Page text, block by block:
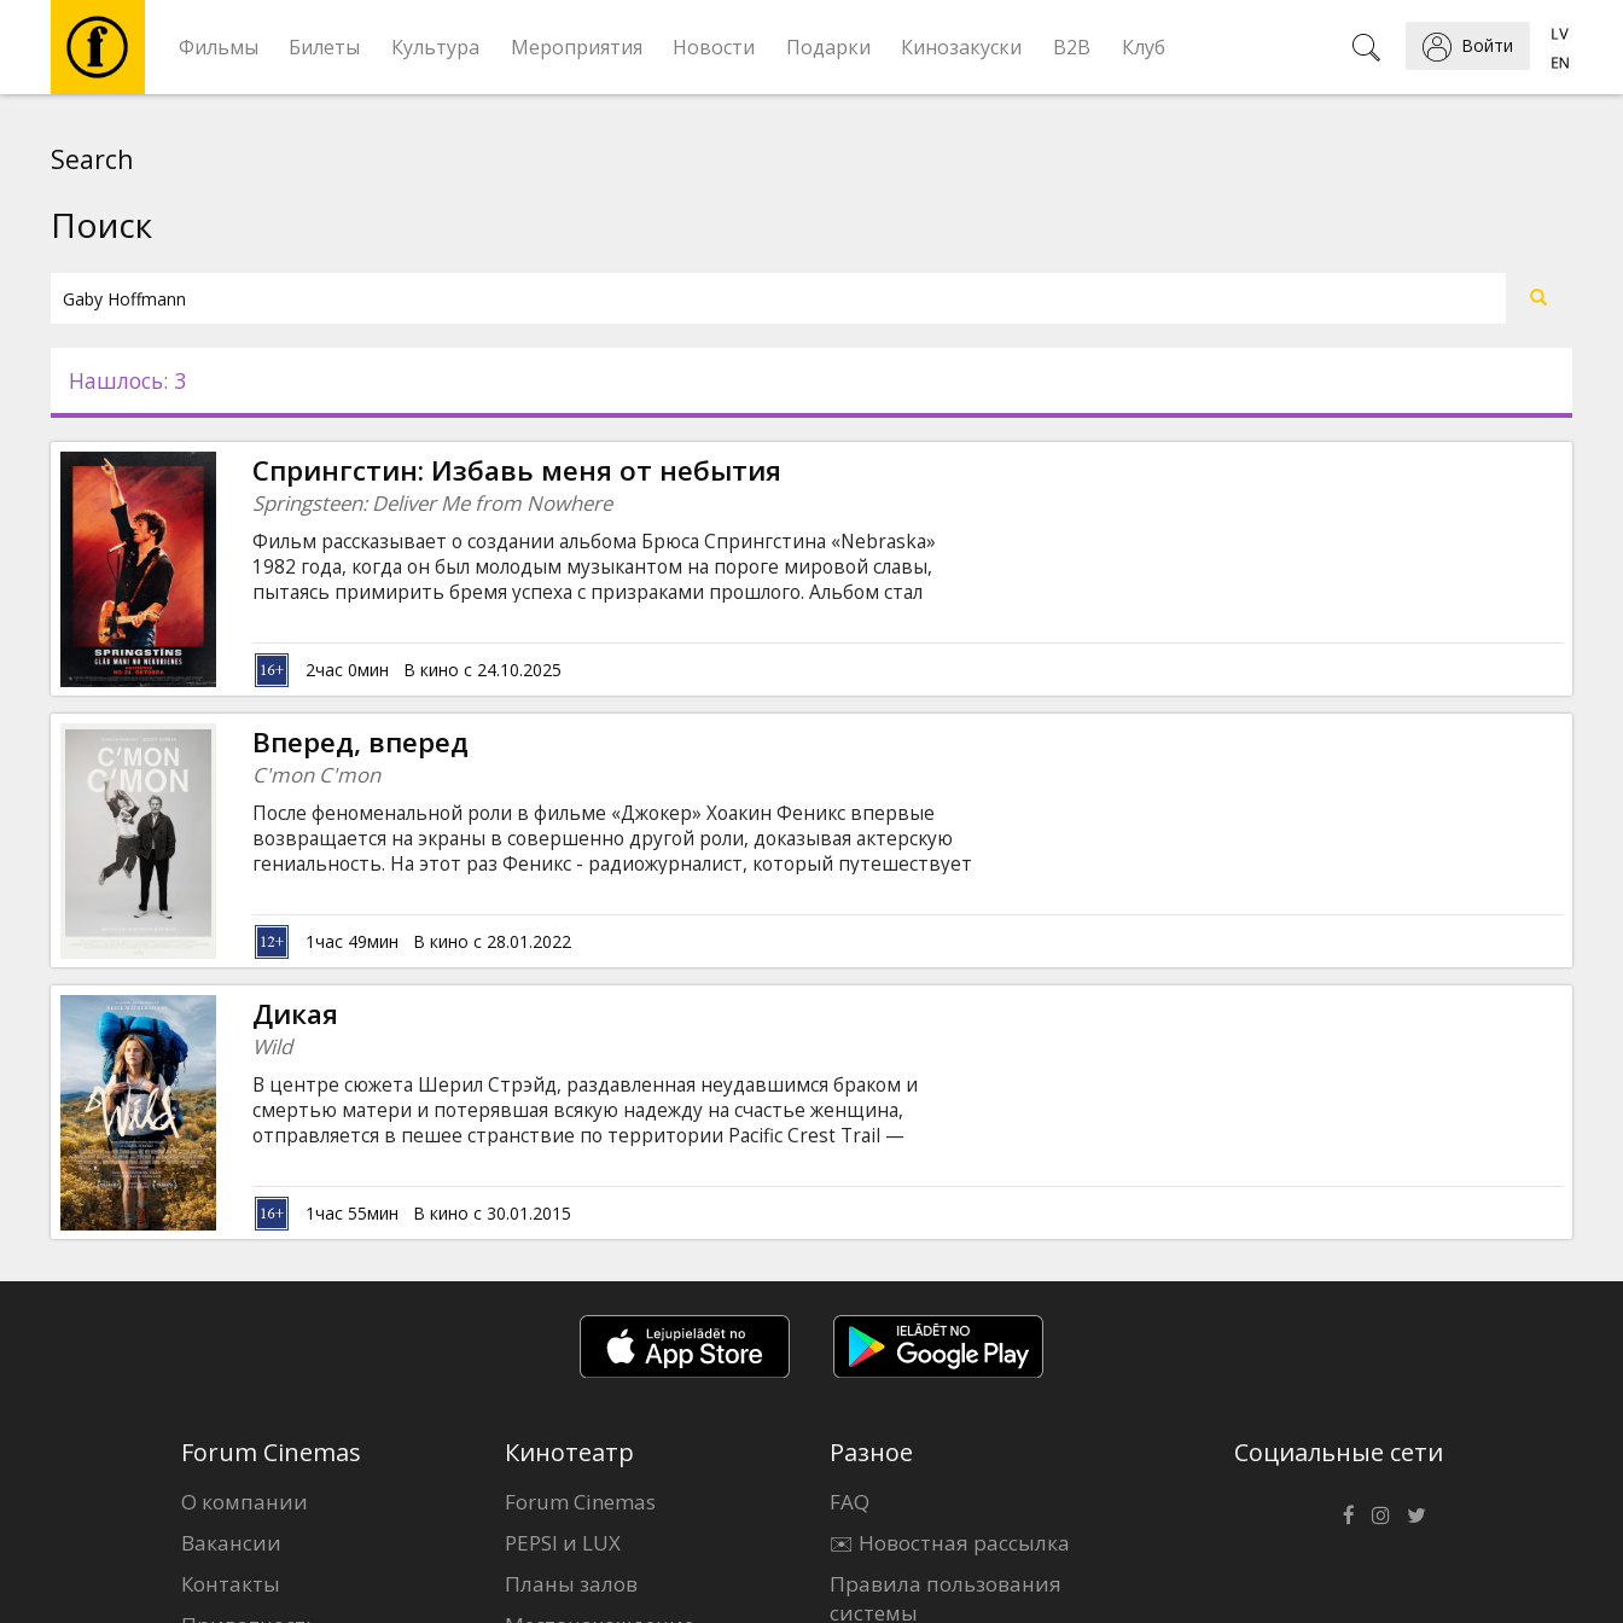
Фильмы Билеты Культура Мероприятия Новости Подарки Кинозакуски B2B Клуб Войти
Новости
Подарки
Кинозакуски
B2B
Клуб
Search
Поиск
Нашлось: 3
Спрингстин: Избавь меня от небытия
Springsteen: Deliver Me from Nowhere
Фильм рассказывает о создании альбома Брюса Спрингстина «Nebraska»
1982 года, когда он был молодым музыкантом на пороге мировой славы,
пытаясь примирить бремя успеха с призраками прошлого. Aльбом стал
долговечных его произведений — суровая, мрачная акустическая пластинка,
повествующая о жизни рабочих, которые пытаются добиться успеха, но
терпят неудачи на каждом шагу, и ищут избавления, которое так и не
приходит. Фильм на английском языке с субтитрами на латышском и русском
языках.
2час 0мин В кино с 24.10.2025
Вперед, вперед
C'mon C'mon
После феноменальной роли в фильме «Джокер» Хоакин Феникс впервые
возвращается на экраны в совершенно другой роли, доказывая актерскую
гениальность. На этот раз Феникс - радиожурналист, который путешествует
Беззаботная жизнь одинокого мужчины переворачивается с ног на голову,
когда к нему присоединяется его девятилетний племянник. Светлые
разговоры взрослого и ребенка под настроение Дебюсси раскрывают
разные мировоззрения. Этот черно-белый фильм - ода ребенку, живущему
в каждом из нас.
1час 49мин В кино с 28.01.2022
Дикая
Wild
В центре сюжета Шерил Стрэйд, раздавленная неудавшимся браком и
смертью матери и потерявшая всякую надежду на счастье женщина,
отправляется в пешее странствие по территории Pacific Crest Trail —
Каскадных гор. Испытания, выпавшие в этом опасном одиночном
путешествии на долю героини, неминуемо исцеляют ее от душевных
страданий, но процесс этот будет отнюдь не безболезненным. Фильм на
1час 55мин В кино с 30.01.2015
Forum Cinemas
О компании
Вакансии
Контакты
Кинотеатр
Forum Cinemas
PEPSI и LUX
Планы залов
Разное
FAQ
✉️ Новостная рассылка
Правила пользования
системы
Социальные сети